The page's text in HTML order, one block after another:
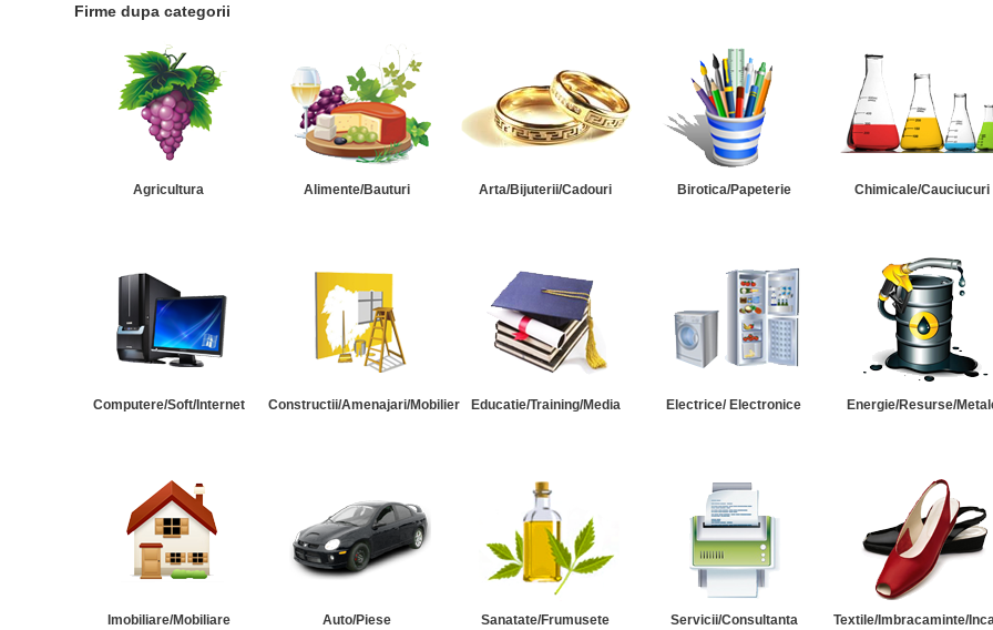
Firme dupa categorii
Agricultura Alimente/Bauturi Arta/Bijuterii/Cadouri Birotica/Papeterie Chimicale/Cauciucuri
Computere/Soft/Internet Constructii/Amenajari/Mobilier Educatie/Training/Media Electrice/ Electronice Energie/Resurse/
Imobiliare/Mobiliare Auto/Piese Sanatate/Frumusete Servicii/Consultanta Textile/Imbracaminte/